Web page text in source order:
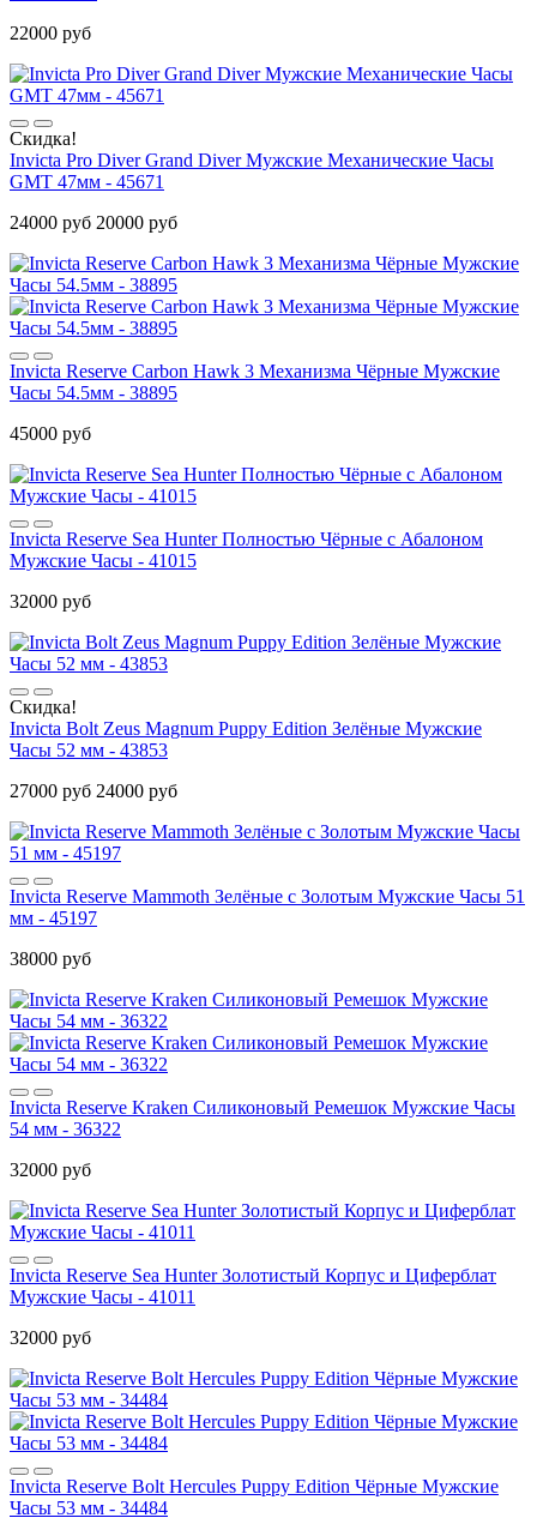
22000 руб
Скидка!
Invicta Pro Diver Grand Diver Мужские Механические Часы
GMT 47мм - 45671
24000 руб 20000 руб
Invicta Reserve Carbon Hawk 3 Механизма Чёрные Мужские
Часы 54.5мм - 38895
45000 руб
Invicta Reserve Sea Hunter Полностью Чёрные с Абалоном
Мужские Часы - 41015
32000 руб
Скидка!
Invicta Bolt Zeus Magnum Puppy Edition Зелёные Мужские
Часы 52 мм - 43853
27000 руб 24000 руб
Invicta Reserve Mammoth Зелёные с Золотым Мужские Часы 51
мм - 45197
38000 руб
Invicta Reserve Kraken Силиконовый Ремешок Мужские Часы
54 мм - 36322
32000 руб
Invicta Reserve Sea Hunter Золотистый Корпус и Циферблат
Мужские Часы - 41011
32000 руб
Invicta Reserve Bolt Hercules Puppy Edition Чёрные Мужские
Часы 53 мм - 34484